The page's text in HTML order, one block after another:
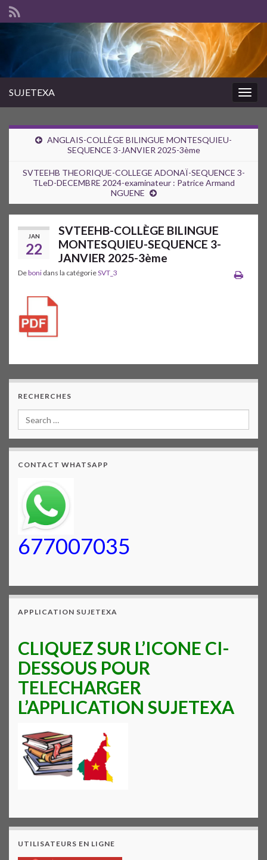
SUJETEXA
ANGLAIS-COLLÈGE BILINGUE MONTESQUIEU-
SEQUENCE 3-JANVIER 2025-3ème
SVTEEHB THEORIQUE-COLLEGE ADONAÏ-SEQUENCE 3-
TLeD-DECEMBRE 2024-examinateur : Patrice Armand
NGUENE
JAN
22
SVTEEHB-COLLÈGE BILINGUE
MONTESQUIEU-SEQUENCE 3-
JANVIER 2025-3ème
Deboni dans la catégorieSVT_3
RECHERCHES
CONTACT WHATSAPP
677007035
APPLICATION SUJETEXA
CLIQUEZ SUR L’ICONE CI-
DESSOUS POUR
TELECHARGER
L’APPLICATION SUJETEXA
UTILISATEURS EN LIGNE